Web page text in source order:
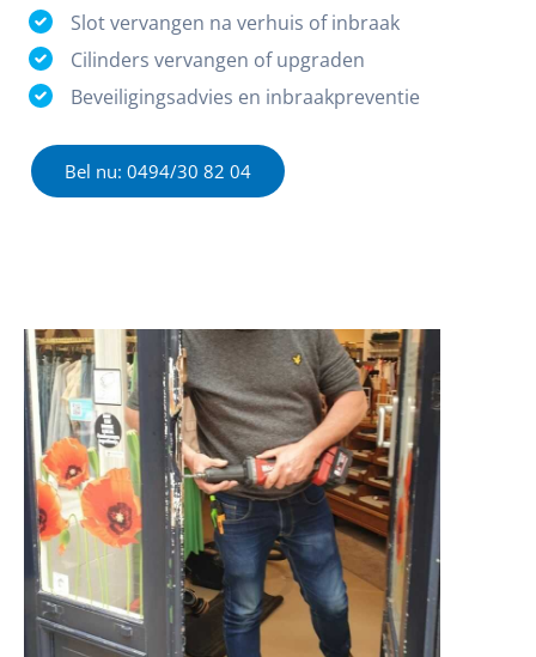
Slot vervangen na verhuis of inbraak
Cilinders vervangen of upgraden
Beveiligingsadvies en inbraakpreventie
Bel nu: 0494/30 82 04